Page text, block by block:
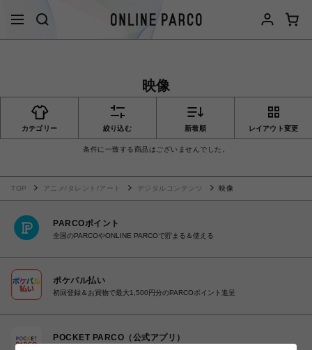
映像
カテゴリー 絞り込む 新着順 レイアウト変更
条件に一致する商品はございませんでした。
TOP アニメ/タレント/アート デジタルコンテンツ 映像
PARCOポイント
全国のPARCOやONLINE PARCOで貯まる＆使える
ポケパル払い
初回登録＆お買物で最大1,500円分のPARCOポイント進呈
POCKET PARCO（公式アプリ）